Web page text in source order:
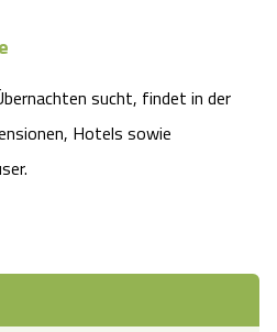
sucht, findet in der
Hotels sowie